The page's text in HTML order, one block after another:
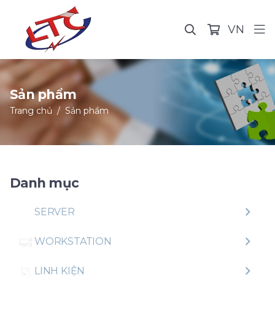
VN
Sản phẩm
Trang chủ Sản phẩm
Danh mục
SERVER
WORKSTATION
LINH KIỆN